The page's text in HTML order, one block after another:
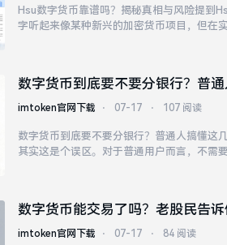
Hsu数字货币靠谱吗？揭秘真相与风险提到
字听起来像某种新兴的加密货币项目，但在
数字货币到底要不要分银行？普
imtoken官网下载 ⋅ 07-17 ⋅ 107 阅读
数字货币到底要不要分银行？普通人搞懂这
其实这是个误区。对于普通用户而言，不需
数字货币能交易了吗？老股民告诉
imtoken官网下载 ⋅ 07-17 ⋅ 84 阅读